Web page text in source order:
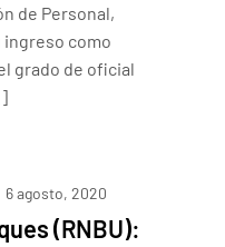
de Personal,
ingreso como
grado de oficial
6 agosto, 2020
(RNBU):